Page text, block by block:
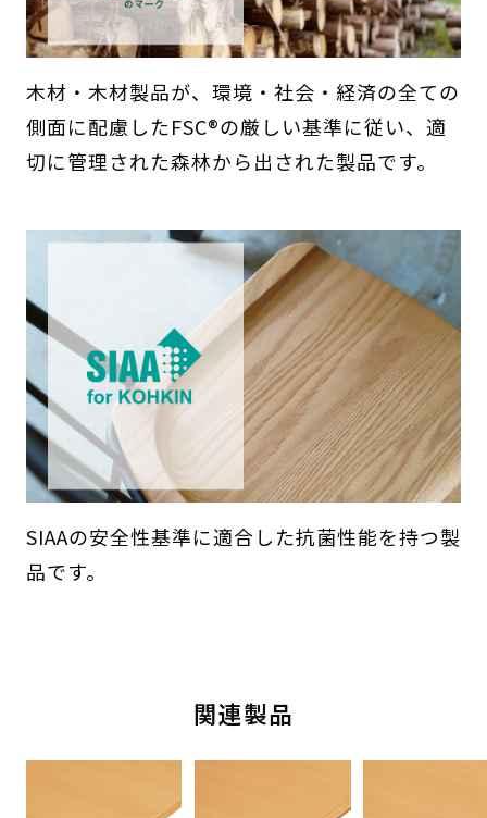
木材・木材製品が、環境・社会・経済の全ての
側面に配慮したFSC®の厳しい基準に従い、適
切に管理された森林から出された製品です。
SIAAの安全性基準に適合した抗菌性能を持つ製
品です。
関連製品